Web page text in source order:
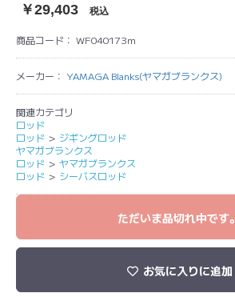
￥29,403 税込
商品コード： WF040173m
メーカー： YAMAGA Blanks(ヤマガブランクス)
関連カテゴリ
ロッド
ロッド ＞ ジギングロッド
ヤマガブランクス
ロッド ＞ ヤマガブランクス
ロッド ＞ シーバスロッド
ただいま品切れ中です。
お気に入りに追加